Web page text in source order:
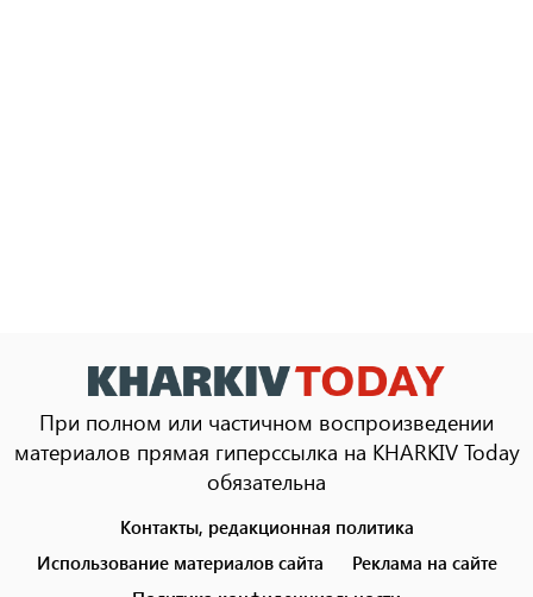
При полном или частичном воспроизведении
материалов прямая гиперссылка на KHARKIV Today
обязательна
menu
Контакты, редакционная политика
Использование материалов сайта
Реклама на сайте